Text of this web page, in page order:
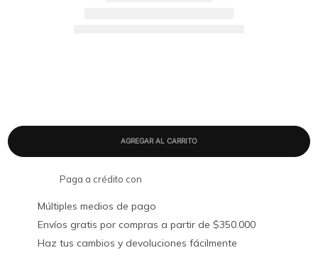
Paga a crédito con
Múltiples medios de pago
Envíos gratis por compras a partir de $350.000
Haz tus cambios y devoluciones fácilmente